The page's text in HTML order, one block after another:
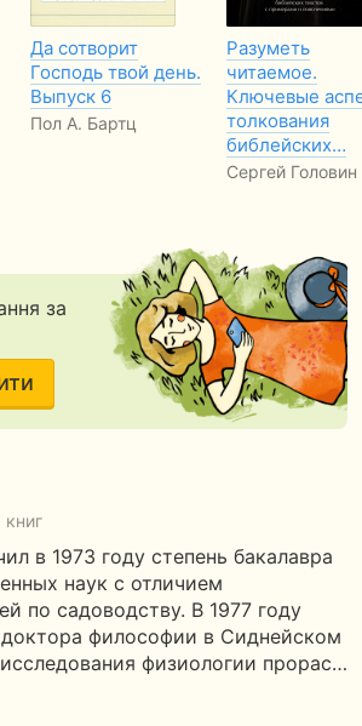
Да сотворит
Господь твой день.
Выпуск 6
Пол А. Бартц
Разуметь
читаемое.
Ключевые
толкования
библейских…
Сергей Головин
за
книг
в 1973 году степень бакалавра
наук с отличием
по садоводству. В 1977 году
доктора философии в Сиднейском
физиологии прорас…